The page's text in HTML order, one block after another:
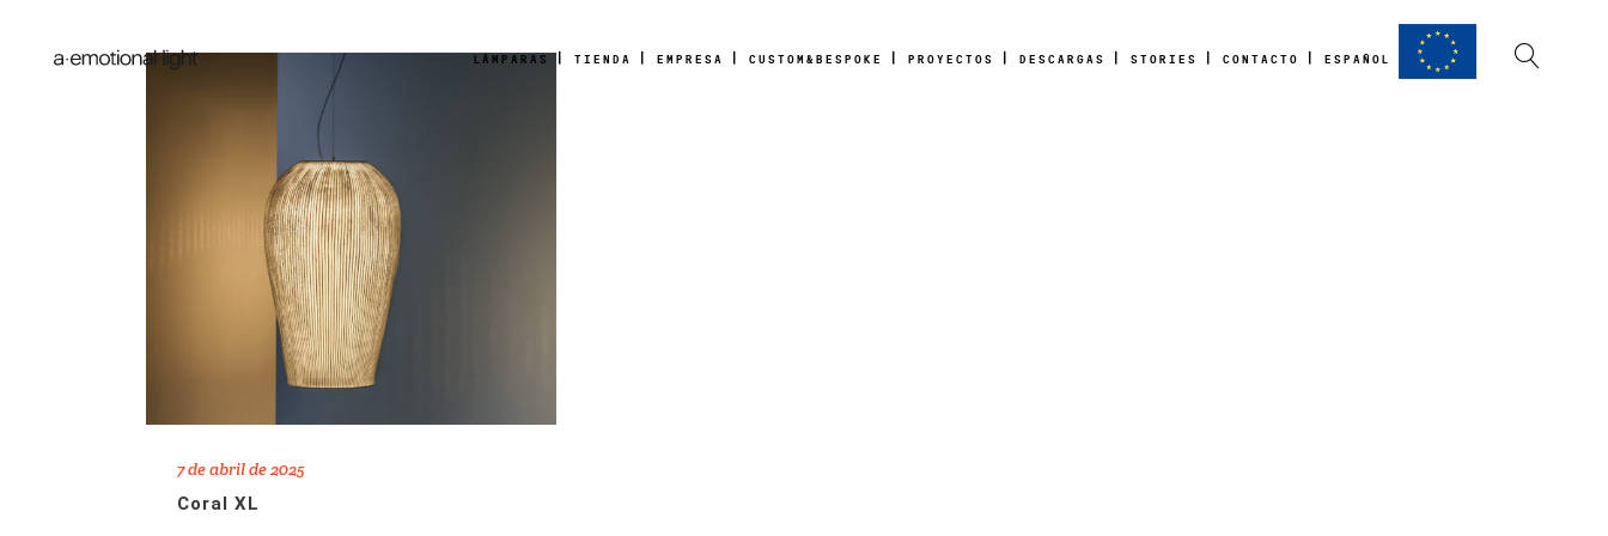
LÁMPARAS TIENDA EMPRESA CUSTOM&BESPOKE PROYECTOS DESCARGAS STORIES CONTACTO ESPAÑOL
7 de abril de 2025
Coral XL